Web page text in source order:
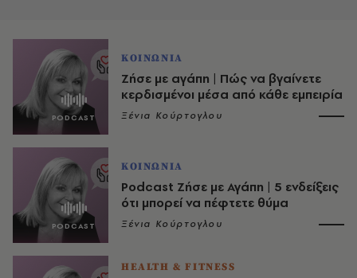
ΚΟΙΝΩΝΙΑ
Ζήσε με αγάπη | Πώς να βγαίνετε
κερδισμένοι μέσα από κάθε εμπειρία
Ξένια Κούρτογλου
ΚΟΙΝΩΝΙΑ
Podcast Ζήσε με Αγάπη | 5 ενδείξεις
ότι μπορεί να πέφτετε θύμα
Ξένια Κούρτογλου
HEALTH & FITNESS